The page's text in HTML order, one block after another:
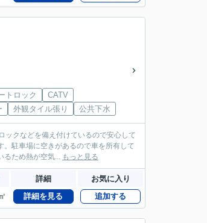
トロック
CATV
外観タイル張り 公共下水
ックなどを備え付けているので安心して
駐車場に空きがあるので車を所有して
るため熱が空気... もっと見る
詳細 お気に入り
詳細を見る 追加する